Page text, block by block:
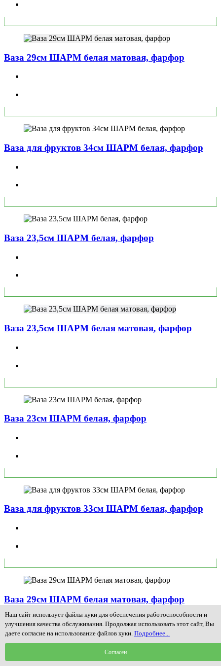
Ваза 29см ШАРМ белая матовая, фарфор
Ваза для фруктов 34см ШАРМ белая, фарфор
Ваза 23,5см ШАРМ белая, фарфор
Ваза 23,5см ШАРМ белая матовая, фарфор
Ваза 23см ШАРМ белая, фарфор
Ваза для фруктов 33см ШАРМ белая, фарфор
Ваза 29см ШАРМ белая матовая, фарфор
Наш сайт использует файлы куки для обеспечения работоспособности и
улучшения качества обслуживания. Продолжая использовать этот сайт, Вы
даете согласие на использование файлов куки. Подробнее...
Согласен